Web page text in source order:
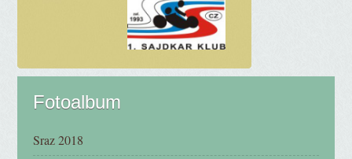
Fotoalbum
Sraz 2018